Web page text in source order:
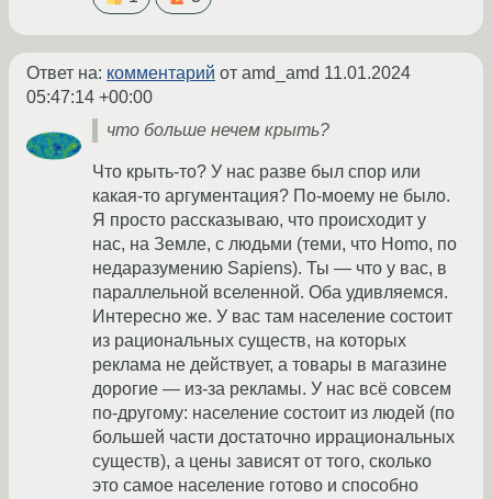
Ответ на: комментарий от amd_amd 11.01.2024
05:47:14 +00:00
что больше нечем крыть?
Что крыть-то? У нас разве был спор или
какая-то аргументация? По-моему не было.
Я просто рассказываю, что происходит у
нас, на Земле, с людьми (теми, что Homo, по
недаразумению Sapiens). Ты — что у вас, в
параллельной вселенной. Оба удивляемся.
Интересно же. У вас там население состоит
из рациональных существ, на которых
реклама не действует, а товары в магазине
дорогие — из-за рекламы. У нас всё совсем
по-другому: население состоит из людей (по
большей части достаточно иррациональных
существ), а цены зависят от того, сколько
это самое население готово и способно